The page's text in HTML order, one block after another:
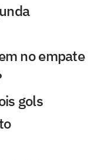
no empate
gols